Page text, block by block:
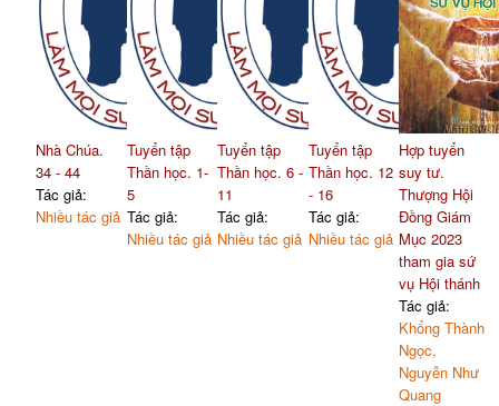
Nhà Chúa.
34 - 44
Tác giả:
Nhiều tác giả
Tuyển tập
Thần học. 1-
5
Tác giả:
Nhiều tác giả
Tuyển tập
Thần học. 6 -
11
Tác giả:
Nhiều tác giả
Tuyển tập
Thần học. 12
- 16
Tác giả:
Nhiều tác giả
Hợp tuyển
suy tư.
Thượng Hội
Đồng Giám
Mục 2023
tham gia sứ
vụ Hội thánh
Tác giả:
Khổng Thành
Ngọc,
Nguyễn Như
Quang